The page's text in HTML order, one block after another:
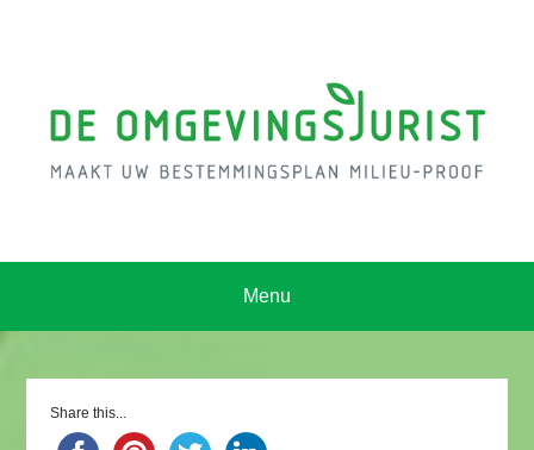
Menu
Share this...